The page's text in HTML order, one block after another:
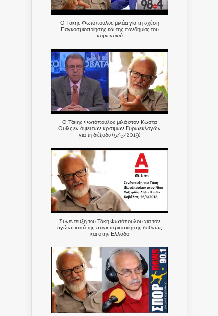
Ο Τάκης Φωτόπουλος μιλάει για τη σχέση
Παγκοσμιοποίησης και της πανδημίας του
κορωνοϊού
Ο Τάκης Φωτόπουλος μιλά στον Κώστα
Ουίλς εν όψει των κρίσιμων Ευρωεκλογών
για τη διέξοδο (5/5/2019)
Συνέντευξη του Τάκη Φωτόπουλου για τον
αγώνα κατά της παγκοσμιοποίησης διεθνώς
και στην Ελλάδα